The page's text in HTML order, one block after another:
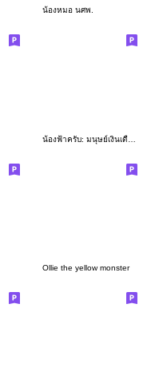
น้องหมอ นศพ.
Ollie the yellow monster